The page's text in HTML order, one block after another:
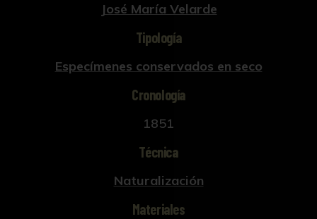
José María Velarde
Tipología
Especímenes conservados en seco
Cronología
1851
Técnica
Naturalización
Materiales